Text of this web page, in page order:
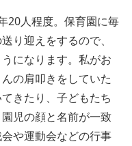
20人程度。保育園に毎
り迎えをするので、
になります。私がお
の肩叩きをしていた
きたり、子どもたち
児の顔と名前が一致
や運動会などの行事